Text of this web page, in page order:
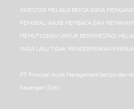
INVESTASI MELALUI REKSA DANA
PEMODAL WAJIB MEMBACA DAN
MEMUTUSKAN UNTUK BERINVESTASI
MASA LALU TIDAK MENCERMINKAN
PT Principal Asset Management berizin dan
Keuangan (OJK)